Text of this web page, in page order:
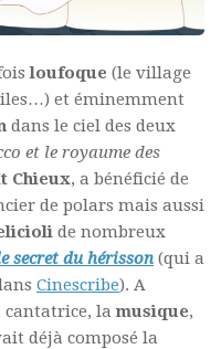
loufoque (le village
et éminemment
dans le ciel des deux
et le royaume des
Chieux, a bénéficié de
de polars mais aussi
de nombreux
secret du hérisson (qui a
Cinescribe). A
cantatrice, lamusique,
déjà composé la